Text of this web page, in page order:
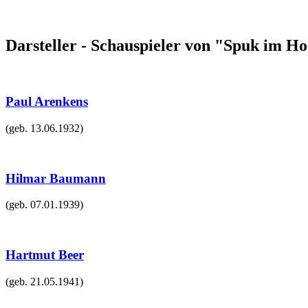
Darsteller - Schauspieler von "Spuk im
Paul Arenkens
(geb. 13.06.1932)
Hilmar Baumann
(geb. 07.01.1939)
Hartmut Beer
(geb. 21.05.1941)